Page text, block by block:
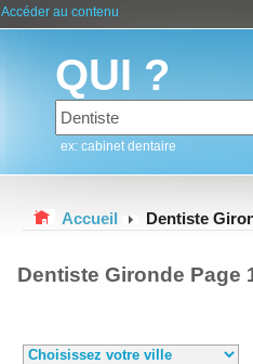
Accéder au contenu
QUI ?
ex: cabinet dentaire
Accueil Dentiste
Dentiste Gironde Page